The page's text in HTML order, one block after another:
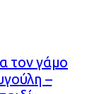
τον γάμο
–